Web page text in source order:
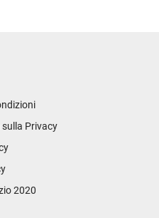
Privacy
2020